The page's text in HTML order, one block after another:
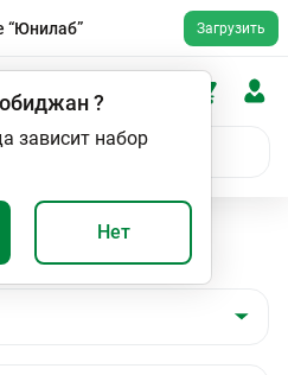
“Юнилаб” Загрузить
?
зависит набор
Нет
врачей